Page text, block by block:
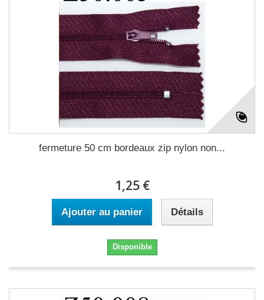
fermeture 50 cm bordeaux zip nylon non...
1,25 €
Ajouter au panier Détails
Disponible